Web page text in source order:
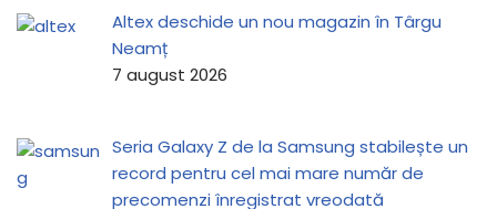
Altex deschide un nou magazin în Târgu
Neamț
7 august 2026
Seria Galaxy Z de la Samsung stabilește un
record pentru cel mai mare număr de
precomenzi înregistrat vreodată